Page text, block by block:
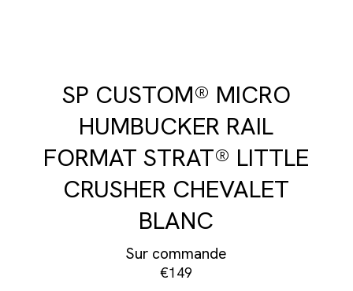
SP CUSTOM® MICRO
HUMBUCKER RAIL
FORMAT STRAT® LITTLE
CRUSHER CHEVALET
BLANC
Sur commande
€149